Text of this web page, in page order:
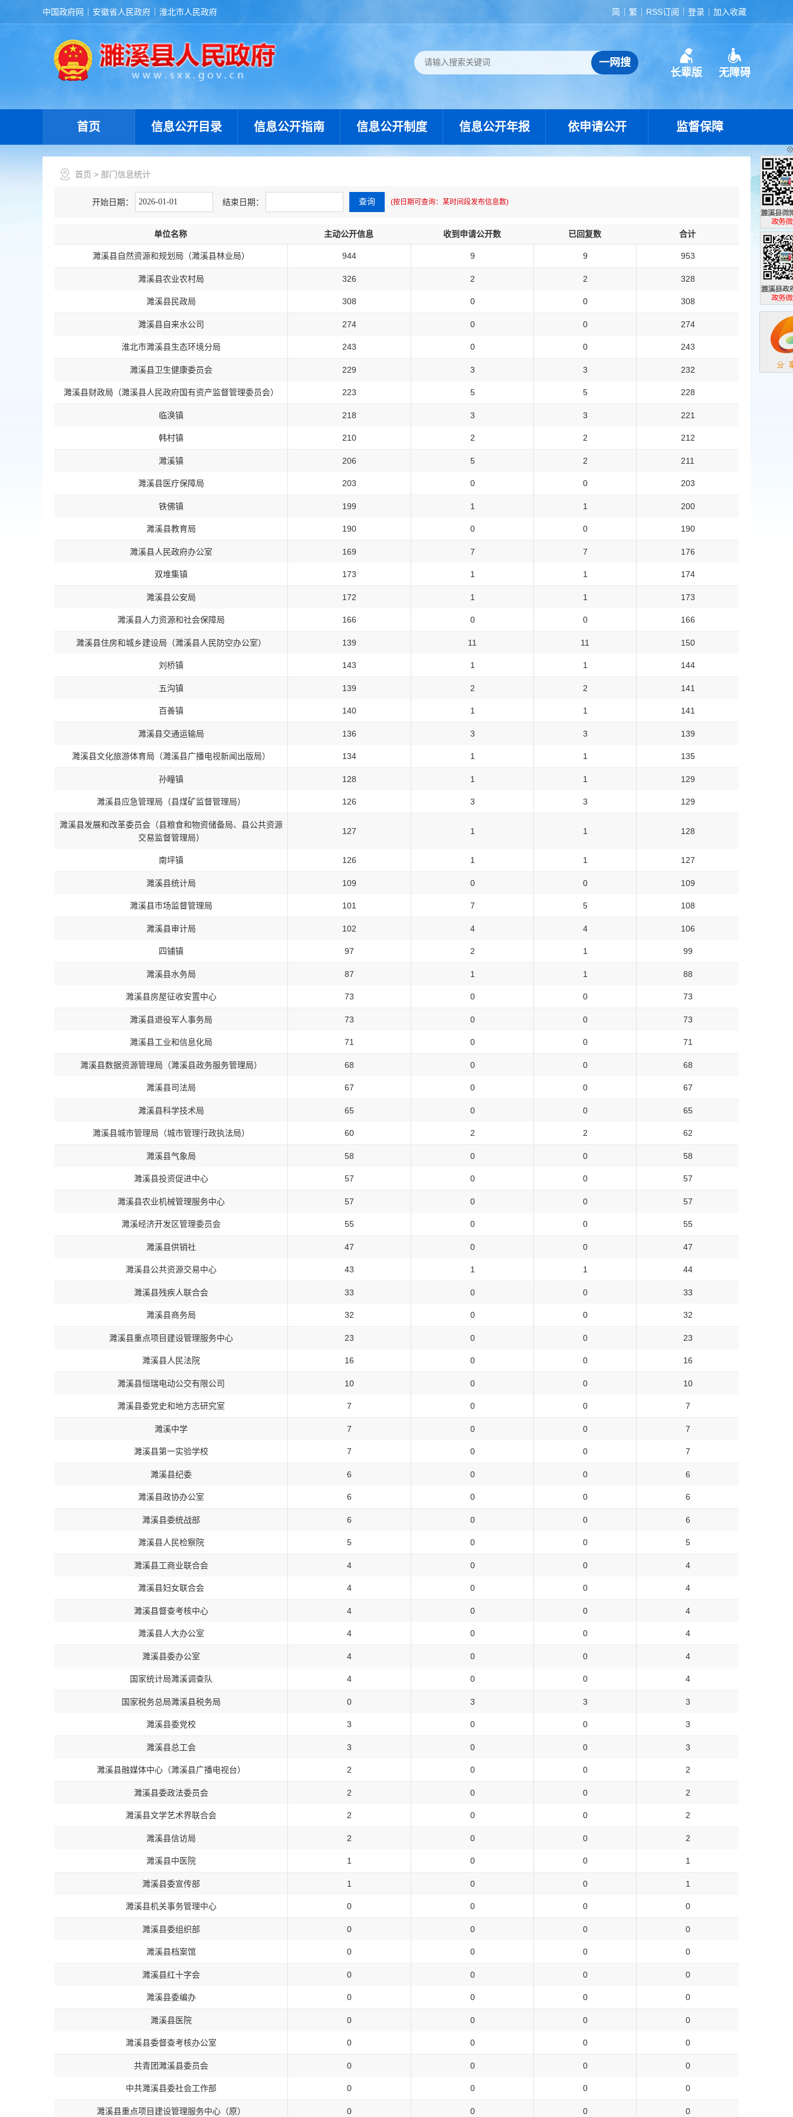
中国政府网 安徽省人民政府 淮北市人民政府 简 繁 RSS订阅 登录 加入收藏
长辈版 无障碍
首页 信息公开目录 信息公开指南 信息公开制度 信息公开年报 依申请公开 监督保障
首页 > 部门信息统计
开始日期： 结束日期： (按日期可查询：某时间段发布信息数)
单位名称 主动公开信息 收到申请公开数 已回复数 合计
濉溪县自然资源和规划局（濉溪县林业局） 944 9 9 953
濉溪县农业农村局 326 2 2 328
濉溪县民政局 308 0 0 308
濉溪县自来水公司 274 0 0 274
淮北市濉溪县生态环境分局 243 0 0 243
濉溪县卫生健康委员会 229 3 3 232
濉溪县财政局（濉溪县人民政府国有资产监督管理委员会） 223 5 5 228
临涣镇 218 3 3 221
韩村镇 210 2 2 212
濉溪镇 206 5 2 211
濉溪县医疗保障局 203 0 0 203
铁佛镇 199 1 1 200
濉溪县教育局 190 0 0 190
濉溪县人民政府办公室 169 7 7 176
双堆集镇 173 1 1 174
濉溪县公安局 172 1 1 173
濉溪县人力资源和社会保障局 166 0 0 166
濉溪县住房和城乡建设局（濉溪县人民防空办公室） 139 11 11 150
刘桥镇 143 1 1 144
五沟镇 139 2 2 141
百善镇 140 1 1 141
濉溪县交通运输局 136 3 3 139
濉溪县文化旅游体育局（濉溪县广播电视新闻出版局） 134 1 1 135
孙疃镇 128 1 1 129
濉溪县应急管理局（县煤矿监督管理局） 126 3 3 129
濉溪县发展和改革委员会（县粮食和物资储备局、县公共资源
交易监督管理局）
127 1 1 128
南坪镇 126 1 1 127
濉溪县统计局 109 0 0 109
濉溪县市场监督管理局 101 7 5 108
濉溪县审计局 102 4 4 106
四铺镇 97 2 1 99
濉溪县水务局 87 1 1 88
濉溪县房屋征收安置中心 73 0 0 73
濉溪县退役军人事务局 73 0 0 73
濉溪县工业和信息化局 71 0 0 71
濉溪县数据资源管理局（濉溪县政务服务管理局） 68 0 0 68
濉溪县司法局 67 0 0 67
濉溪县科学技术局 65 0 0 65
濉溪县城市管理局（城市管理行政执法局） 60 2 2 62
濉溪县气象局 58 0 0 58
濉溪县投资促进中心 57 0 0 57
濉溪县农业机械管理服务中心 57 0 0 57
濉溪经济开发区管理委员会 55 0 0 55
濉溪县供销社 47 0 0 47
濉溪县公共资源交易中心 43 1 1 44
濉溪县残疾人联合会 33 0 0 33
濉溪县商务局 32 0 0 32
濉溪县重点项目建设管理服务中心 23 0 0 23
濉溪县人民法院 16 0 0 16
濉溪县恒瑞电动公交有限公司 10 0 0 10
濉溪县委党史和地方志研究室 7 0 0 7
濉溪中学 7 0 0 7
濉溪县第一实验学校 7 0 0 7
濉溪县纪委 6 0 0 6
濉溪县政协办公室 6 0 0 6
濉溪县委统战部 6 0 0 6
濉溪县人民检察院 5 0 0 5
濉溪县工商业联合会 4 0 0 4
濉溪县妇女联合会 4 0 0 4
濉溪县督查考核中心 4 0 0 4
濉溪县人大办公室 4 0 0 4
濉溪县委办公室 4 0 0 4
国家统计局濉溪调查队 4 0 0 4
国家税务总局濉溪县税务局 0 3 3 3
濉溪县委党校 3 0 0 3
濉溪县总工会 3 0 0 3
濉溪县融媒体中心（濉溪县广播电视台） 2 0 0 2
濉溪县委政法委员会 2 0 0 2
濉溪县文学艺术界联合会 2 0 0 2
濉溪县信访局 2 0 0 2
濉溪县中医院 1 0 0 1
濉溪县委宣传部 1 0 0 1
濉溪县机关事务管理中心 0 0 0 0
濉溪县委组织部 0 0 0 0
濉溪县档案馆 0 0 0 0
濉溪县红十字会 0 0 0 0
濉溪县委编办 0 0 0 0
濉溪县医院 0 0 0 0
濉溪县委督查考核办公室 0 0 0 0
共青团濉溪县委员会 0 0 0 0
中共濉溪县委社会工作部 0 0 0 0
濉溪县重点项目建设管理服务中心（原） 0 0 0 0
濉溪县政
政务微博
濉溪县政
政务微信